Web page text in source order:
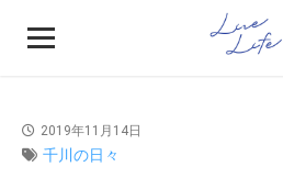
2019年11月14日
千川の日々